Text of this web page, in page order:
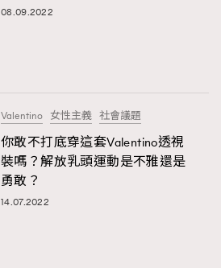
08.09.2022
Valentino 女性主義 社會議題
你敢不打底穿這套Valentino透視
裝嗎？解放乳頭運動是不雅還是
勇敢？
14.07.2022